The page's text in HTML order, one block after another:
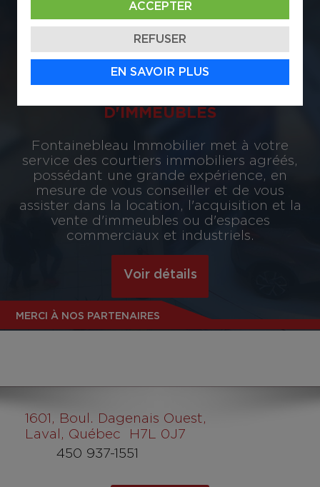
COURTAGE
IMMOBILIER
D'IMMEUBLES
Fontainebleau Immobilier met à votre
service des courtiers immobiliers agréés,
possédant une grande expérience, en
mesure de vous conseiller et de vous
assister dans la location, l'acquisition et la
vente d'immeubles ou d'espaces
commerciaux et industriels.
Voir détails
MERCI À NOS PARTENAIRES
1601 , Boul. Dagenais Ouest,
Laval, Québec H7L 0J7
450 937-1551
ACCEPTER
REFUSER
EN SAVOIR PLUS